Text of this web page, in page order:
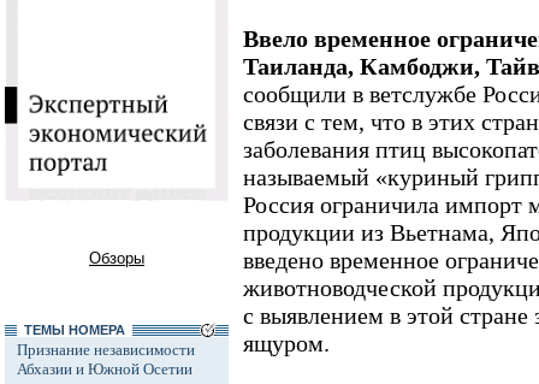
Обзоры
ТЕМЫ НОМЕРА
Признание независимости
Абхазии и Южной Осетии
Ввело временное
Таиланда, Камбоджи,
сообщили в ветслужбе
связи с тем, что в этих
заболевания птиц
называемый «куриный
Россия ограничила импорт
продукции из Вьетнама,
введено временное
животноводческой
с выявлением в этой
ящуром.